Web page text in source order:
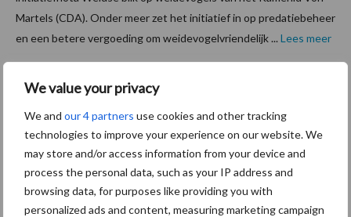
We value your privacy
We and our 4 partners use cookies and other tracking
technologies to improve your experience on our website. We
may store and/or access information from your device and
process the personal data, such as your IP address and
browsing data, for purposes like providing you with
personalized ads and content, measuring marketing campaign
Martels (CDA). Onder meer zet het initiatief in op predatiebeheer
en een betere vergoeding om weidevogelvriendelijk ... Lees meer
w en
tuinbou
w hoog
op de
verkiezi
9 februari 2021